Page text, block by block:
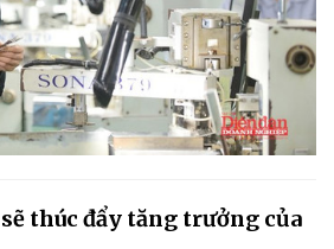
thúc đẩy tăng trưởng của